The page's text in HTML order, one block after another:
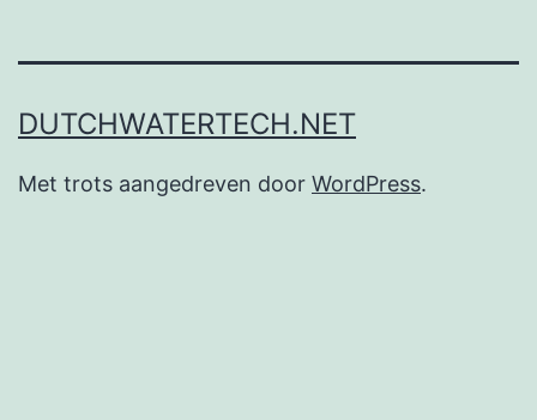
DUTCHWATERTECH.NET
Met trots aangedreven door WordPress.